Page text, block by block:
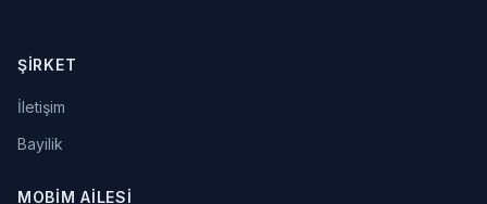
ŞIRKET
İletişim
Bayilik
MOBIM AILESI